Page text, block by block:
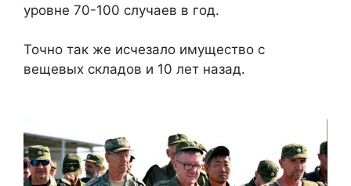
уровне 70-100 случаев в год.
Точно так же исчезало имущество с
вещевых складов и 10 лет назад.